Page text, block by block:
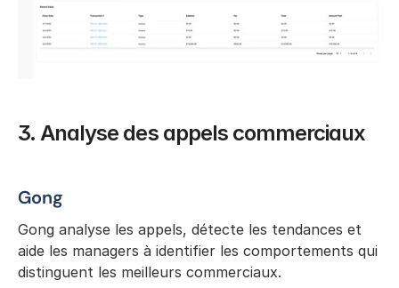
3. Analyse des appels commerciaux
Gong
Gong analyse les appels, détecte les tendances et
aide les managers à identifier les comportements qui
distinguent les meilleurs commerciaux.